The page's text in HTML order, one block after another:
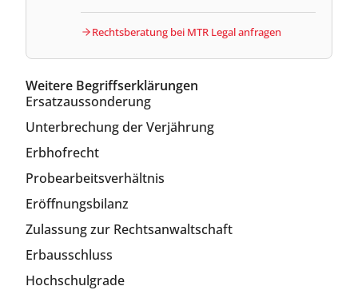
Rechtsberatung bei MTR Legal anfragen
Weitere Begriffserklärungen
Ersatzaussonderung
Unterbrechung der Verjährung
Erbhofrecht
Probearbeitsverhältnis
Eröffnungsbilanz
Zulassung zur Rechtsanwaltschaft
Erbausschluss
Hochschulgrade